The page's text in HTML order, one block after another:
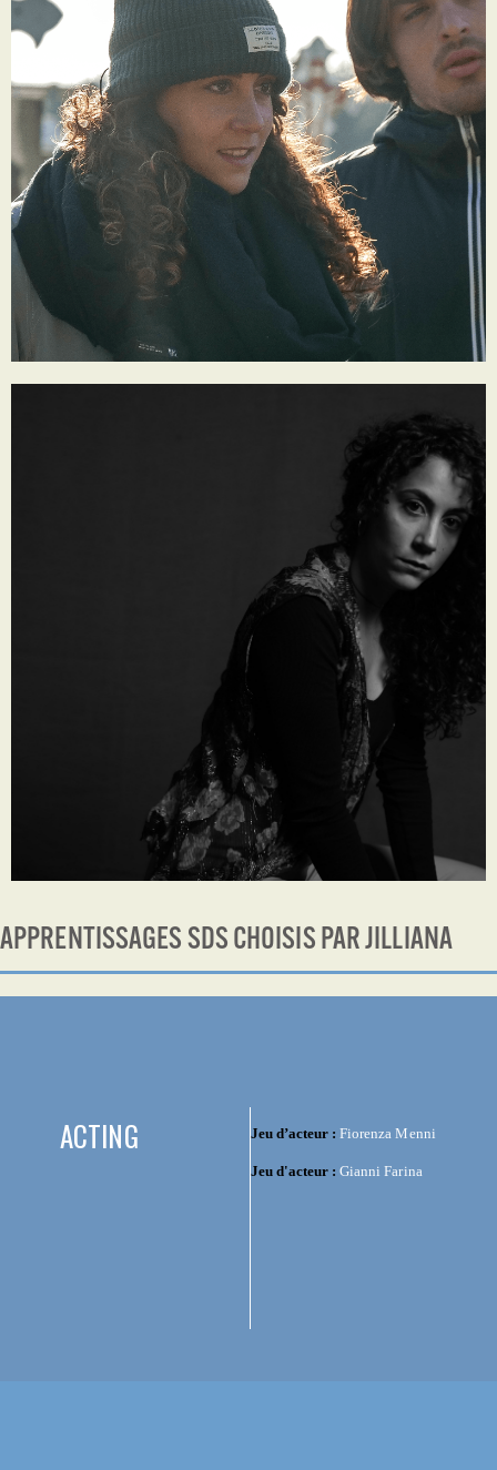
APPRENTISSAGES SDS CHOISIS PAR JILLIANA
ACTING Jeu d’acteur : Fiorenza Menni
Jeu d'acteur :Gianni Farina